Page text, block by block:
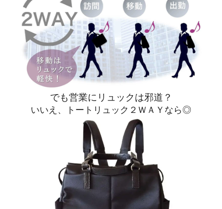
でも営業にリュックは邪道？
いいえ、トートリュック２ＷＡＹなら◎